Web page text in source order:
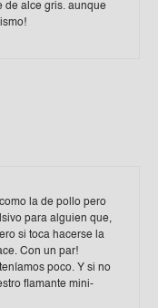
de alce gris. aunque
la de pollo pero
para alguien que,
si toca hacerse la
Con un par!
poco. Y si no
flamante mini-